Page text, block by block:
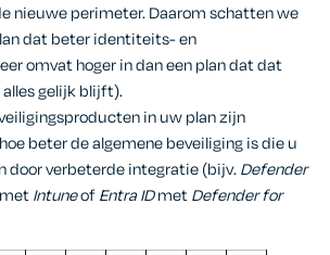
nieuwe perimeter. Daarom schatten we
dat beter identiteits- en
omvat hoger in dan een plan dat dat
gelijk blijft).
in uw plan zijn
beter de algemene beveiliging is die u
door verbeterde integratie (bijv.Defender
IntuneofEntra IDmetDefender for